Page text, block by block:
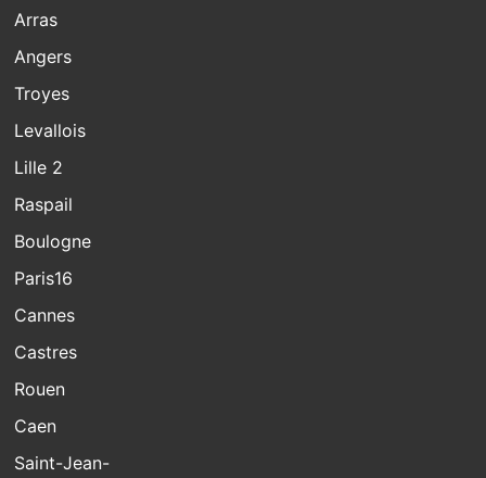
Arras
Angers
Troyes
Levallois
Lille 2
Raspail
Boulogne
Paris16
Cannes
Castres
Rouen
Caen
Saint-Jean-